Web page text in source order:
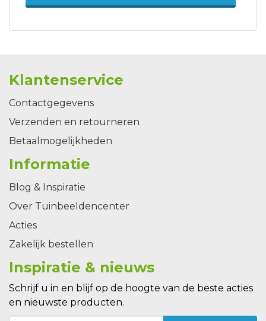
Klantenservice
Contactgegevens
Verzenden en retourneren
Betaalmogelijkheden
Informatie
Blog & Inspiratie
Over Tuinbeeldencenter
Acties
Zakelijk bestellen
Inspiratie & nieuws
Schrijf u in en blijf op de hoogte van de beste acties
en nieuwste producten.